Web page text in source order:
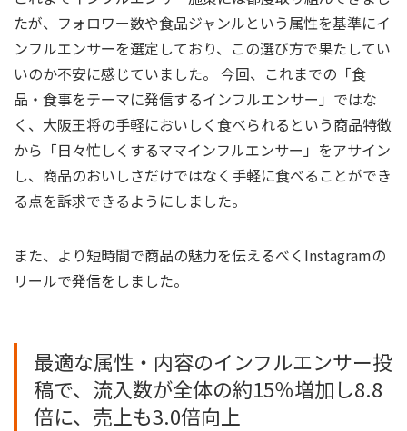
たが、フォロワー数や食品ジャンルという属性を基準にイ
ンフルエンサーを選定しており、この選び方で果たしてい
いのか不安に感じていました。 今回、これまでの「食
品・食事をテーマに発信するインフルエンサー」ではな
く、大阪王将の手軽においしく食べられるという商品特徴
から「日々忙しくするママインフルエンサー」をアサイン
し、商品のおいしさだけではなく手軽に食べることができ
る点を訴求できるようにしました。
また、より短時間で商品の魅力を伝えるべくInstagramの
リールで発信をしました。
最適な属性・内容のインフルエンサー投
稿で、流入数が全体の約15％増加し8.8
倍に、売上も3.0倍向上